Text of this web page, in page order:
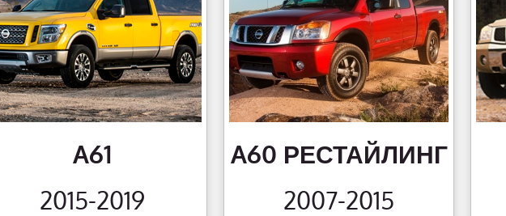
A61
2015-2019
A60 РЕСТАЙЛИНГ
2007-2015